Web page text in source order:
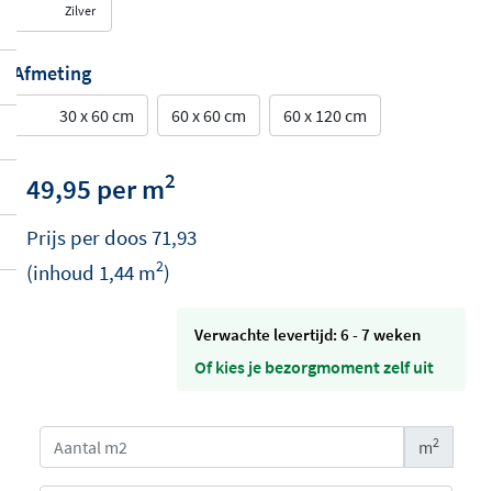
Zilver
Afmeting
30 x 60 cm 60 x 60 cm 60 x 120 cm
49,95 per m2
Prijs per doos71,93
(inhoud 1,44 m2)
Verwachte levertijd: 6 - 7 weken
Of kies je bezorgmoment zelf uit
m2